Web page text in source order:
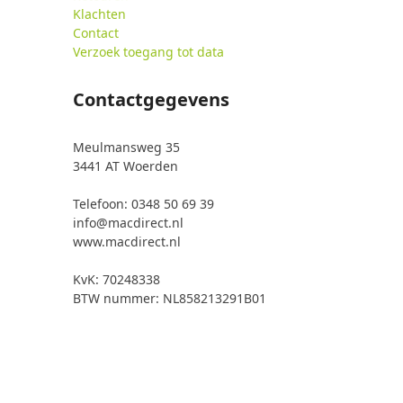
Klachten
Contact
Verzoek toegang tot data
Contactgegevens
Meulmansweg 35
3441 AT Woerden
Telefoon: 0348 50 69 39
info@macdirect.nl
www.macdirect.nl
KvK: 70248338
BTW nummer: NL858213291B01